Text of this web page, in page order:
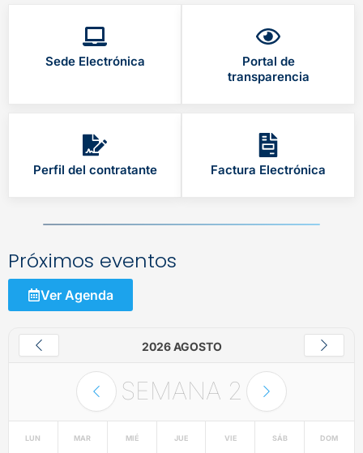
Sede Electrónica
Portal de
transparencia
Perfil del contratante Factura Electrónica
Próximos eventos
Ver Agenda
2026 AGOSTO
SEMANA 2
LUN MAR MIÉ JUE VIE SÁB DOM